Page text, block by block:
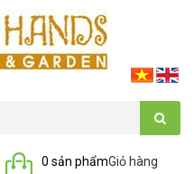
Giỏ hàng
0 sản phẩm